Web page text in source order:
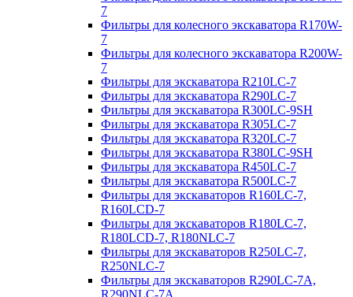
7
Фильтры для колесного экскаватора R170W-
7
Фильтры для колесного экскаватора R200W-
7
Фильтры для экскаватора R210LC-7
Фильтры для экскаватора R290LC-7
Фильтры для экскаватора R300LC-9SH
Фильтры для экскаватора R305LC-7
Фильтры для экскаватора R320LC-7
Фильтры для экскаватора R380LC-9SH
Фильтры для экскаватора R450LC-7
Фильтры для экскаватора R500LC-7
Фильтры для экскаваторов R160LC-7,
R160LCD-7
Фильтры для экскаваторов R180LC-7,
R180LCD-7, R180NLC-7
Фильтры для экскаваторов R250LC-7,
R250NLC-7
Фильтры для экскаваторов R290LC-7A,
R290NLC-7A